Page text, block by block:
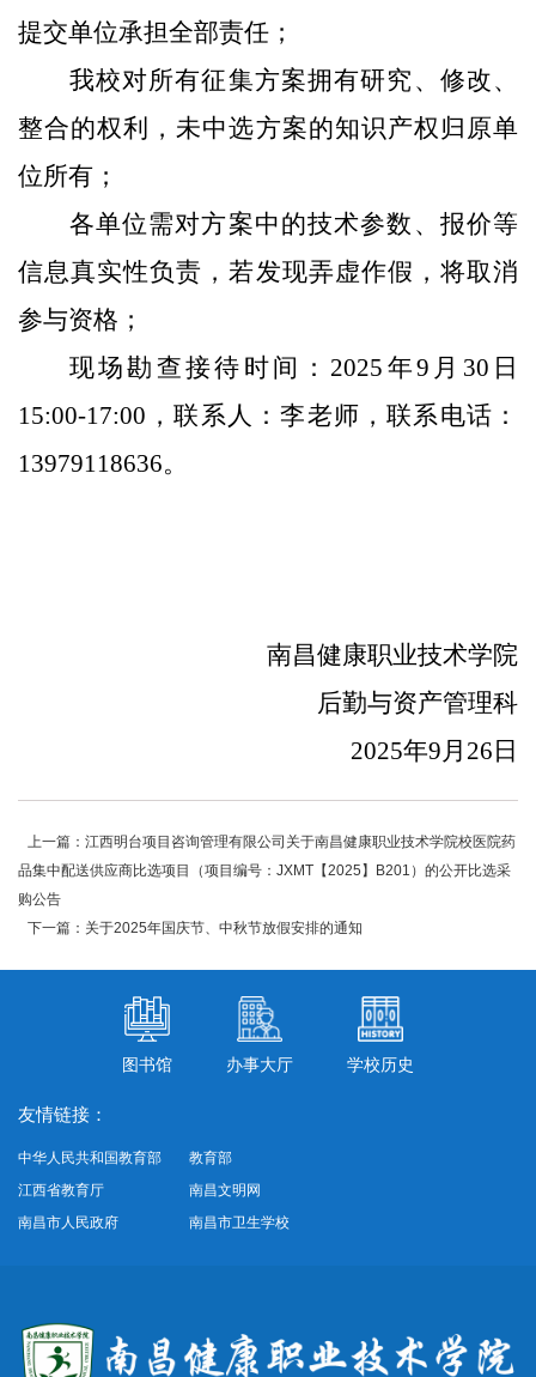
提交单位承担全部责任；
我校对所有征集方案拥有研究、修改、
整合的权利，未中选方案的知识产权归原单
位所有；
各单位需对方案中的技术参数、报价等
信息真实性负责，若发现弄虚作假，将取消
参与资格；
现场勘查接待时间：2025年9 月 30 日
1 5:00-17:00 ，联系人：李老师，联系电话：
13979118636。
南昌健康职业技术学院
后勤与资产管理科
2025年9 月 26 日
上一篇：江西明台项目咨询管理有限公司关于南昌健康职业技术学院校医院药
品集中配送供应商比选项目（项目编号：JXMT【2025】B201）的公开比选采
购公告
下一篇：关于2025年国庆节、中秋节放假安排的通知
图书馆 办事大厅 学校历史
友情链接：
中华人民共和国教育部
教育部
江西省教育厅
南昌文明网
南昌市人民政府
南昌市卫生学校